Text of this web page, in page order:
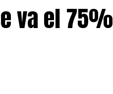
va el 75%